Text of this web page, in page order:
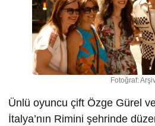
Fotoğraf:
Ünlü oyuncu çift Özge Gürel
İtalya’nın Rimini şehrinde